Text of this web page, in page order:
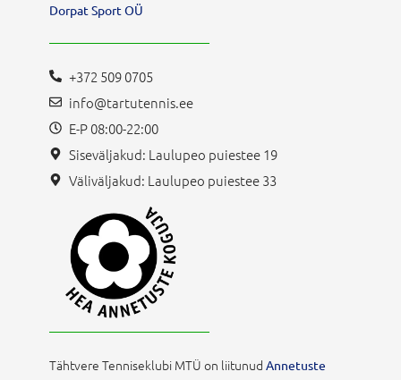
Dorpat Sport OÜ
+372 509 0705
info@tartutennis.ee
E-P 08:00-22:00
Siseväljakud: Laulupeo puiestee 19
Väliväljakud: Laulupeo puiestee 33
Tähtvere Tenniseklubi MTÜ on liitunud Annetuste